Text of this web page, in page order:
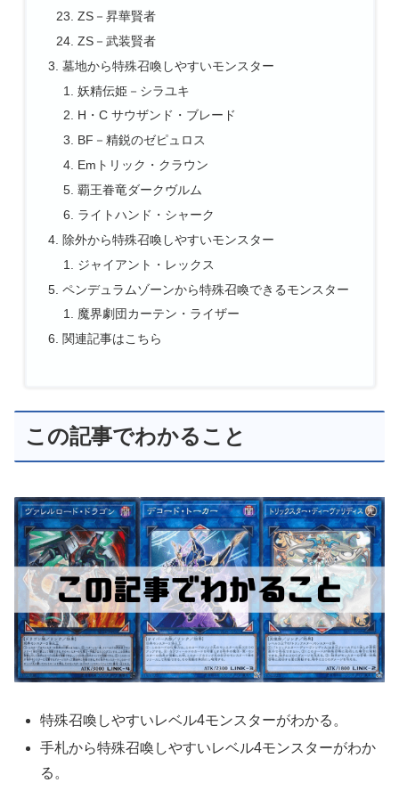
ZS－昇華賢者
ZS－武装賢者
墓地から特殊召喚しやすいモンスター
妖精伝姫－シラユキ
H・C サウザンド・ブレード
BF－精鋭のゼピュロス
Emトリック・クラウン
覇王眷竜ダークヴルム
ライトハンド・シャーク
除外から特殊召喚しやすいモンスター
ジャイアント・レックス
ペンデュラムゾーンから特殊召喚できるモンスター
魔界劇団カーテン・ライザー
関連記事はこちら
この記事でわかること
特殊召喚しやすいレベル4モンスターがわかる。
手札から特殊召喚しやすいレベル4モンスターがわか
る。